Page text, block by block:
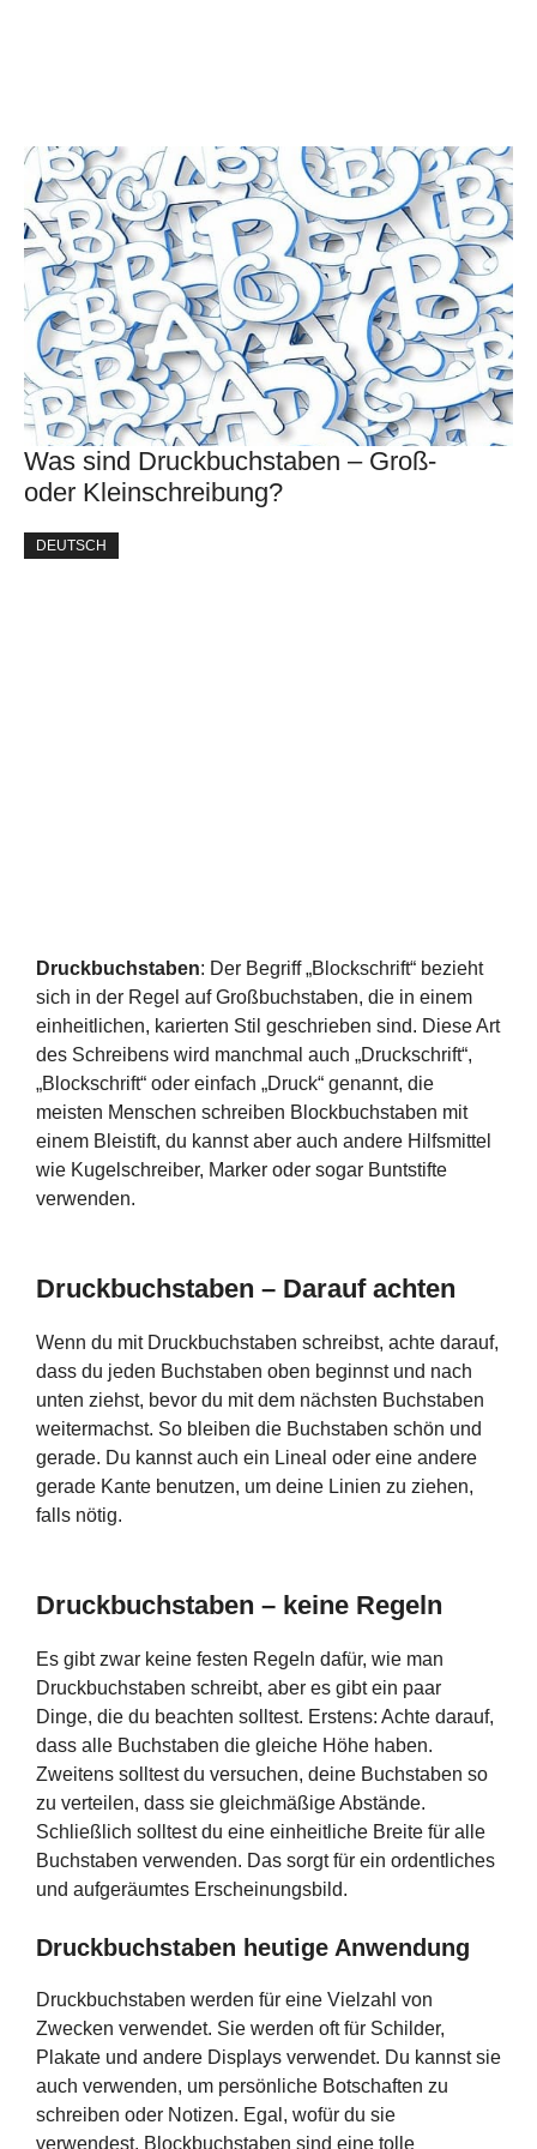
Was sind Druckbuchstaben – Groß-
oder Kleinschreibung?
DEUTSCH
Druckbuchstaben: Der Begriff „Blockschrift“ bezieht
sich in der Regel auf Großbuchstaben, die in einem
einheitlichen, karierten Stil geschrieben sind. Diese Art
des Schreibens wird manchmal auch „Druckschrift“,
„Blockschrift“ oder einfach „Druck“ genannt, die
meisten Menschen schreiben Blockbuchstaben mit
einem Bleistift, du kannst aber auch andere Hilfsmittel
wie Kugelschreiber, Marker oder sogar Buntstifte
verwenden.
Druckbuchstaben – Darauf achten
Wenn du mit Druckbuchstaben schreibst, achte darauf,
dass du jeden Buchstaben oben beginnst und nach
unten ziehst, bevor du mit dem nächsten Buchstaben
weitermachst. So bleiben die Buchstaben schön und
gerade. Du kannst auch ein Lineal oder eine andere
gerade Kante benutzen, um deine Linien zu ziehen,
falls nötig.
Druckbuchstaben – keine Regeln
Es gibt zwar keine festen Regeln dafür, wie man
Druckbuchstaben schreibt, aber es gibt ein paar
Dinge, die du beachten solltest. Erstens: Achte darauf,
dass alle Buchstaben die gleiche Höhe haben.
Zweitens solltest du versuchen, deine Buchstaben so
zu verteilen, dass sie gleichmäßige Abstände.
Schließlich solltest du eine einheitliche Breite für alle
Buchstaben verwenden. Das sorgt für ein ordentliches
und aufgeräumtes Erscheinungsbild.
Druckbuchstaben heutige Anwendung
Druckbuchstaben werden für eine Vielzahl von
Zwecken verwendet. Sie werden oft für Schilder,
Plakate und andere Displays verwendet. Du kannst sie
auch verwenden, um persönliche Botschaften zu
schreiben oder Notizen. Egal, wofür du sie
verwendest, Blockbuchstaben sind eine tolle